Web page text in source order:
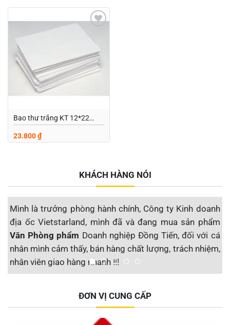
Bao thư trắng KT 12*22
23.800₫
KHÁCH HÀNG NÓI
Mình là trưởng phòng hành chính, Công ty Kinh doanh
địa ốc Vietstarland, mình đã và đang mua sản phẩm
Văn Phòng phẩm Doanh nghiệp Đồng Tiến, đối với cá
nhân mình cảm thấy, bán hàng chất lượng, trách nhiệm,
nhân viên giao hàng nhanh !!!
ĐƠN VỊ CUNG CẤP